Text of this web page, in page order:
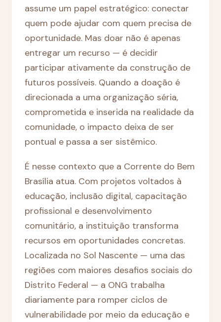
assume um papel estratégico: conectar
quem pode ajudar com quem precisa de
oportunidade. Mas doar não é apenas
entregar um recurso — é decidir
participar ativamente da construção de
futuros possíveis. Quando a doação é
direcionada a uma organização séria,
comprometida e inserida na realidade da
comunidade, o impacto deixa de ser
pontual e passa a ser sistêmico.
É nesse contexto que a Corrente do Bem
Brasília atua. Com projetos voltados à
educação, inclusão digital, capacitação
profissional e desenvolvimento
comunitário, a instituição transforma
recursos em oportunidades concretas.
Localizada no Sol Nascente — uma das
regiões com maiores desafios sociais do
Distrito Federal — a ONG trabalha
diariamente para romper ciclos de
vulnerabilidade por meio da educação e